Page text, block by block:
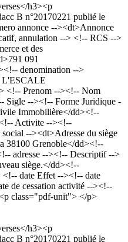
h3><p
B n°20170221 publié le
annonce --><dt>Annonce
annulation --> <!-- RCS -->
et des
091
denomination -->
L'ESCALE
<!-- Prenom --><!-- Nom
Sigle --><!-- Forme Juridique -
Immobilière</dd><!--
Activite --><!--
--><dt>Adresse du siège
38100 Grenoble</dd><!--
adresse --><!-- Descriptif -->
siège.</dd><!--
date Effet --><!-- date
de cessation activité --><!--
class="pdf-unit"> </p>
h3><p
B n°20170221 publié le